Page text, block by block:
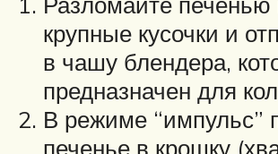
крупные кусочки и
в чашу блендера,
предназначен для
В режиме “импульс”
печенье в крошку